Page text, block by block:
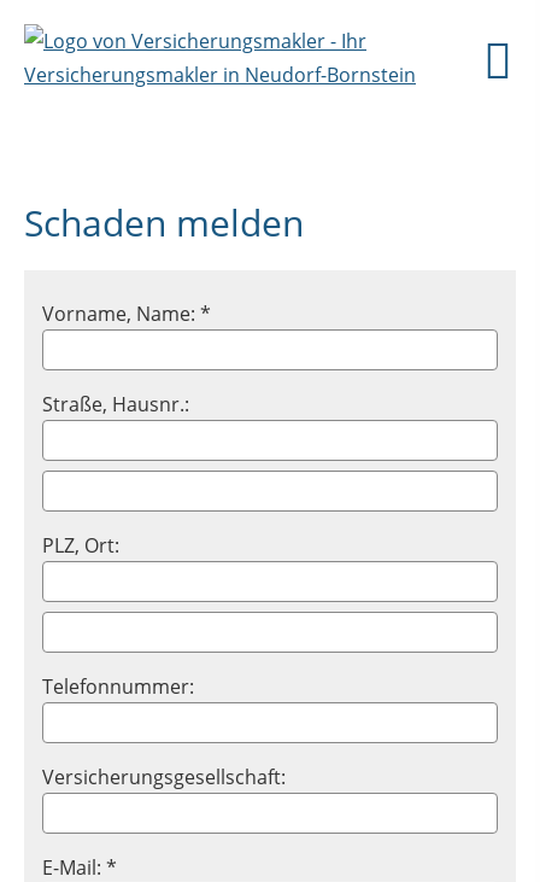
Schaden melden
Vorname, Name: *
Straße, Hausnr.:
PLZ, Ort:
Telefonnummer:
Versicherungsgesellschaft:
E-Mail: *